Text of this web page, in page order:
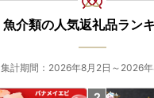
魚介類の人気返礼品ラン
集計期間：2026年8月2日～2026年